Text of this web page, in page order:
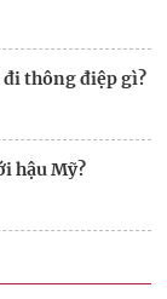
thông điệp gì?
hậu Mỹ?